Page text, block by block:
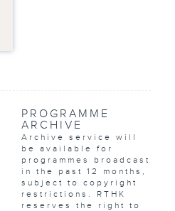
PROGRAMME
ARCHIVE
Archive service will
be available for
programmes broadcast
in the past 12 months,
subject to copyright
restrictions. RTHK
reserves the right to